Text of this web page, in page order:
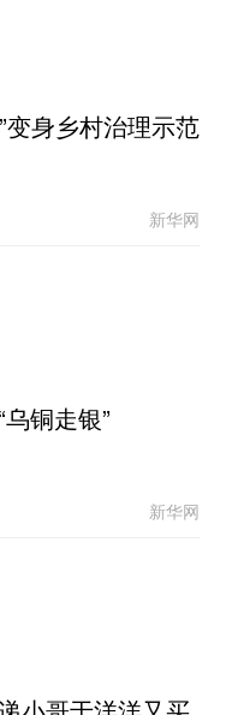
变身乡村治理示范
新华网
铜走银”
新华网